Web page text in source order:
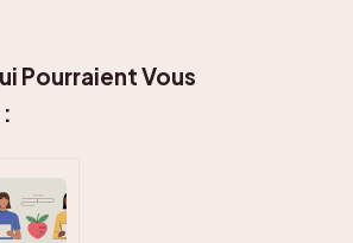
Pourraient Vous